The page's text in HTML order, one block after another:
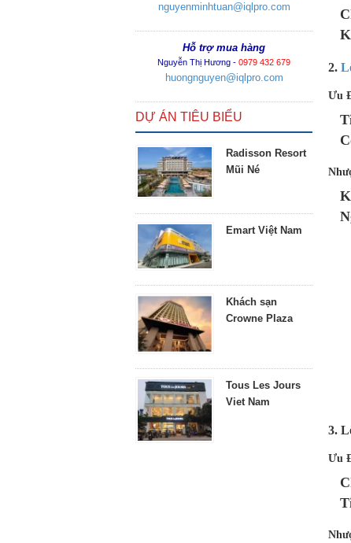
nguyenminhtuan@iqlpro.com
Hỗ trợ mua hàng
Nguyễn Thị Hương - 0979 432 679
huongnguyen@iqlpro.com
DỰ ÁN TIÊU BIỂU
Radisson Resort
Mũi Né
Emart Việt Nam
Khách sạn
Crowne Plaza
Tous Les Jours
Viet Nam
2.
Ưu
3.
Ưu